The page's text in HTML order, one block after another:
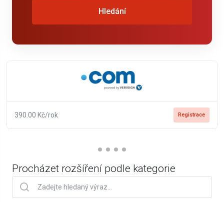
Hledání
390.00 Kč/rok Registrace
Procházet rozšíření podle kategorie